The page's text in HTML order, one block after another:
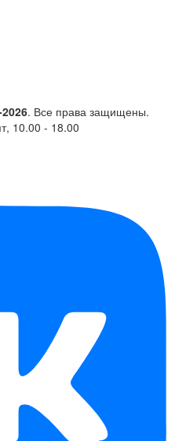
. Все права защищены.
10.00 - 18.00